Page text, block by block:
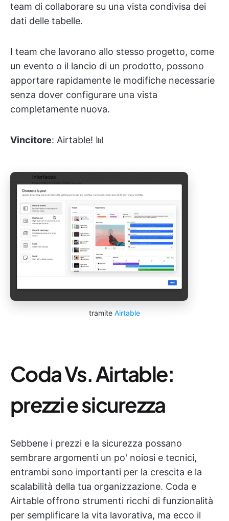
team di collaborare su una vista condivisa dei
dati delle tabelle.
I team che lavorano allo stesso progetto, come
un evento o il lancio di un prodotto, possono
apportare rapidamente le modifiche necessarie
senza dover configurare una vista
completamente nuova.
Vincitore: Airtable! 📊
tramite Airtable
Coda Vs. Airtable:
prezzi e sicurezza
Sebbene i prezzi e la sicurezza possano
sembrare argomenti un po' noiosi e tecnici,
entrambi sono importanti per la crescita e la
scalabilità della tua organizzazione. Coda e
Airtable offrono strumenti ricchi di funzionalità
per semplificare la vita lavorativa, ma ecco il